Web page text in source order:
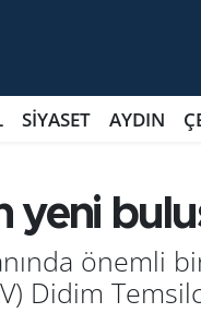
SİYASET AYDIN
yeni
önem­li
Didim